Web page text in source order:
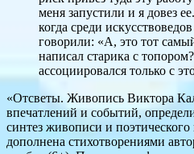
меня запустили и я довез
когда среди
говорили: «А, это тот
написал старика с
ассоциировался только с
«Отсветы. Живопись Виктора
впечатлений и событий,
синтез живописи и
дополнена стихотворениями